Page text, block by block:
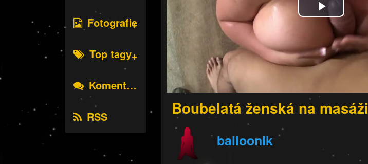
Fotografie
Top tagy
Komentáře
RSS
Play
Video
Boubelatá ženská na masáži
balloonik